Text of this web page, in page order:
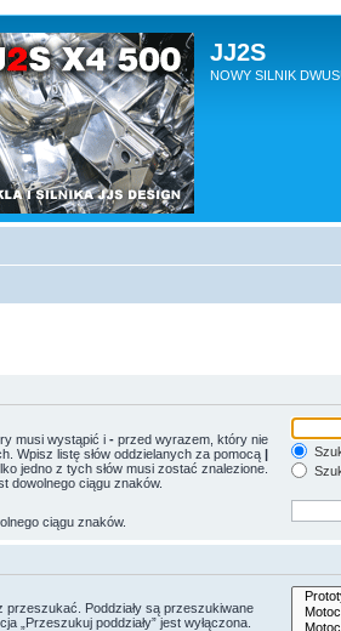
JJ2S
NOWY SILNIK
musi wystąpić i - przed wyrazem, który nie
Wpisz listę słów oddzielanych za pomocą |
jedno z tych słów musi zostać znalezione.
dowolnego ciągu znaków.
ciągu znaków.
przeszukać. Poddziały są przeszukiwane
„Przeszukuj poddziały” jest wyłączona.